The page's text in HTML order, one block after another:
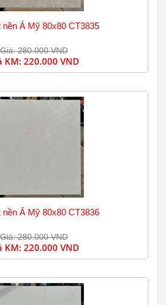
nền Á Mỹ 80x80 CT3835
Giá: 280.000 VND
KM: 220.000 VND
nền Á Mỹ 80x80 CT3836
Giá: 280.000 VND
KM: 220.000 VND